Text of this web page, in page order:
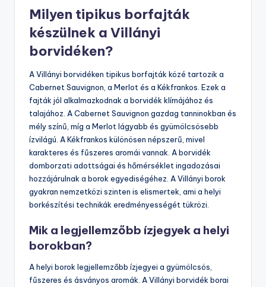
Milyen tipikus borfajták
készülnek a Villányi
borvidéken?
A Villányi borvidéken tipikus borfajták közé tartozik a
Cabernet Sauvignon, a Merlot és a Kékfrankos. Ezek a
fajták jól alkalmazkodnak a borvidék klímájához és
talajához. A Cabernet Sauvignon gazdag tanninokban és
mély színű, míg a Merlot lágyabb és gyümölcsösebb
ízvilágú. A Kékfrankos különösen népszerű, mivel
karakteres és fűszeres aromái vannak. A borvidék
domborzati adottságai és hőmérséklet ingadozásai
hozzájárulnak a borok egyediségéhez. A Villányi borok
gyakran nemzetközi szinten is elismertek, ami a helyi
borkészítési technikák eredményességét tükrözi.
Mik a legjellemzőbb ízjegyek a helyi
borokban?
A helyi borok legjellemzőbb ízjegyei a gyümölcsös,
fűszeres és ásványos aromák. A Villányi borvidék borai